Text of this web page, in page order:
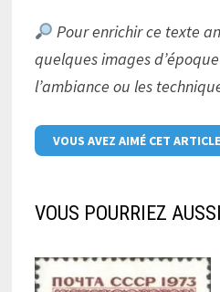
Pour enrichir ce texte
quelques images
l’ambiance ou les
VOUS AVEZ AIMÉ CET
VOUS POURRIEZ